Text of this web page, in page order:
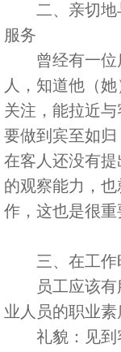
二、亲切地与
服务
曾经有一位店
人，知道他（
关注，能拉近
要做到宾至如
在客人还没有
的观察能力，
作，这也是很
三、在工作
员工应该有服
业人员的职业
礼貌：见到客